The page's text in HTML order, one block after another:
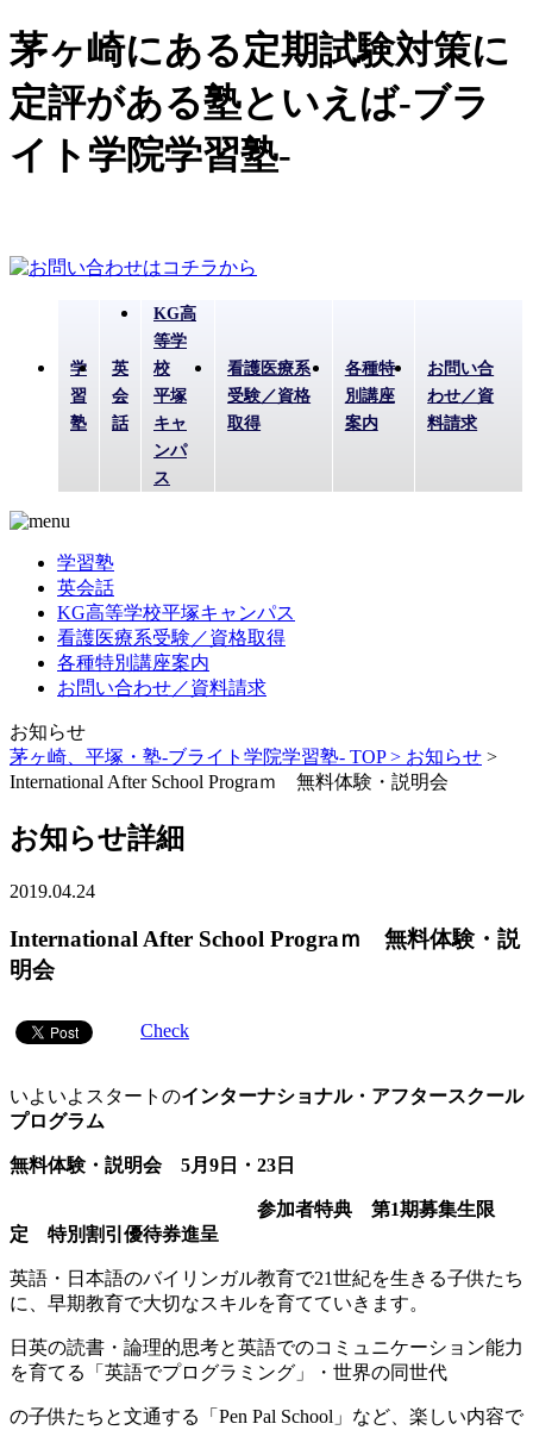
茅ヶ崎にある定期試験対策に
定評がある塾といえば-ブラ
イト学院学習塾-
学
習
塾
英
会
話
KG高
等学
校
平塚
キャ
ンパ
ス
看護医療系
受験／資格
取得
各種特
別講座
案内
お問い合
わせ／資
料請求
学習塾
英会話
KG高等学校平塚キャンパス
看護医療系受験／資格取得
各種特別講座案内
お問い合わせ／資料請求
お知らせ
茅ヶ崎、平塚・塾-ブライト学院学習塾- TOP > お知らせ >
International After School Prograｍ 無料体験・説明会
お知らせ詳細
2019.04.24
International After School Prograｍ 無料体験・説
明会
Check
いよいよスタートのインターナショナル・アフタースクール
プログラム
無料体験・説明会 5月9日・23日
参加者特典 第1期募集生限
定 特別割引優待券進呈
英語・日本語のバイリンガル教育で21世紀を生きる子供たち
に、早期教育で大切なスキルを育てていきます。
日英の読書・論理的思考と英語でのコミュニケーション能力
を育てる「英語でプログラミング」・世界の同世代
の子供たちと文通する「Pen Pal School」など、楽しい内容で